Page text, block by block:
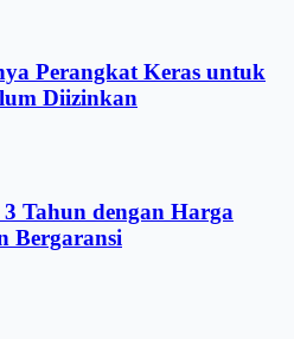
Perangkat Keras untuk
Diizinkan
Tahun dengan Harga
Bergaransi